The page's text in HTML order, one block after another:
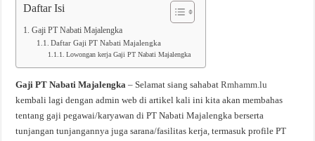
Daftar Isi
Gaji PT Nabati Majalengka
Daftar Gaji PT Nabati Majalengka
Lowongan kerja Gaji PT Nabati Majalengka
Gaji PT Nabati Majalengka – Selamat siang sahabatRmhamm.lu
kembali lagi dengan admin web di artikel kali ini kita akan membahas
tentang gaji pegawai/karyawan di PT Nabati Majalengka berserta
tunjangan tunjangannya juga sarana/fasilitas kerja, termasuk profile PT